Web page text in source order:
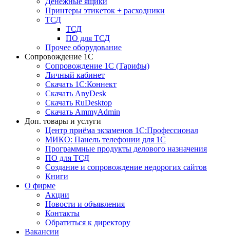
Принтеры этикеток + расходники
ТСД
ТСД
ПО для ТСД
Прочее оборудование
Сопровождение 1С
Сопровождение 1С (Тарифы)
Личный кабинет
Скачать 1С:Коннект
Скачать AnyDesk
Скачать RuDesktop
Скачать AmmyAdmin
Доп. товары и услуги
Центр приёма экзаменов 1С:Профессионал
МИКО: Панель телефонии для 1С
Программные продукты делового назначения
ПО для ТСД
Создание и сопровождение недорогих сайтов
Книги
О фирме
Акции
Новости и объявления
Контакты
Обратиться к директору
Вакансии